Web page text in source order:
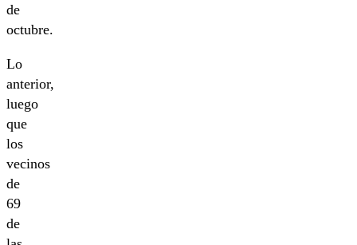
de
octubre.
Lo
anterior,
luego
que
los
vecinos
de
69
de